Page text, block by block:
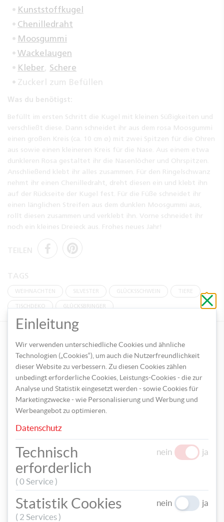
Kunststoffkugel
Chenilledraht
Moosgummi
Wackelaugen
Kleber, Schere
Zuckerl zum Befüllen
Was du benötigst:
Befüllt im ersten Schritt die Kugel mit kleinen Süßigkeiten und
verschließt diese. Dann schneidet ihr aus dem rosa Moosgummi
einen großen Kreis (ca. 10 cm ø) mit zwei Spitzen für die Ohren
aus sowie einen kleineren Kreis für die Nase. Aus einem etwa
dunkleren Rosa gestaltet ihr die Nasenlöcher und Ohrspitzen.
Anschließend klebt ihr alles zusammen. Für den Ringelschwanz
nehmt ihr einen Chenilledraht, dreht diesen ein und klebt ihn
auf der Rückseite der Kugel fest. Für die Füße schneidet ihr
einen länglichen Streifen aus dem dunklen Moosgummi aus,
rollt diesen zusammen und verklebt ihn. Vorne schneidet ihr
noch ein kleines Dreieck aus. Frohes neues Jahr!
TEILEN
TAGS
WEIHNACHTEN SILVESTER GLÜCKSSCHWEIN TIERE
TISCHDEKO GLÜCKSBRINGER
PASSENDE PRODUKTEMPFEHLUNGEN:
FOLIA Moosgummi Ton in
Ton 10 Bögen 20 x 29 cm
rot
€ 5,99
RAYHER Kunststoff-
€ 1,99
RAYHER Kunststoff-
Kugel Ø 7 cm 2 Teile
FOLIA Chenilledraht 50
ohne
zu
Einleitung
Wir verwenden unterschiedliche Cookies und ähnliche
Technologien („Cookies“), um auch die Nutzerfreundlichkeit
dieser Website zu verbessern. Zu diesen Cookies zählen
unbedingt erforderliche Cookies, Leistungs-Cookies - die zur
Analyse und Statistik eingesetzt werden - sowie Cookies für
Marketingzwecke - wie Personalisierung und Werbung und
Werbeangebot zu optimieren.
Datenschutz
Technisch
erforderlich
( 0 Service )
nein ja
Statistik Cookies
( 2 Services )
nein ja